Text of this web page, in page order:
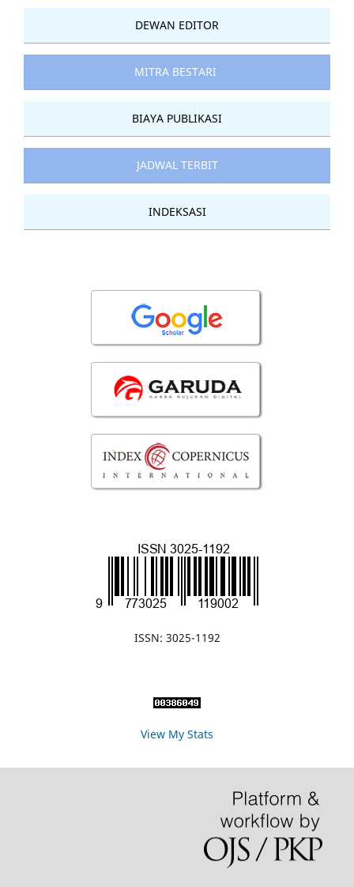
DEWAN EDITOR
MITRA BESTARI
BIAYA PUBLIKASI
JADWAL TERBIT
INDEKSASI
ISSN: 3025-1192
View My Stats